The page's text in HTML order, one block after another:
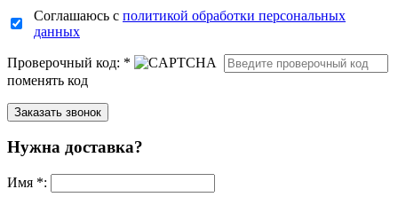
Соглашаюсь с политикой обработки персональных
данных
Проверочный код: *
поменять код
Нужна доставка?
Имя *: